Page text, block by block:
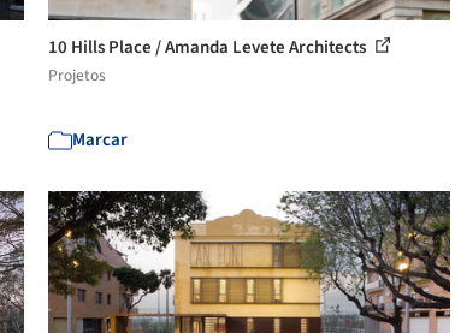
10 Hills Place / Amanda Levete Architects
Projetos
Marcar